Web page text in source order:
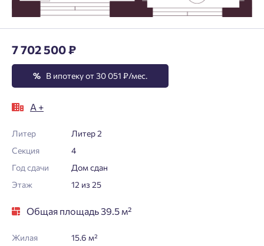
7 702 500 ₽
% В ипотеку от 30 051 ₽/мес.
А +
Литер
Литер 2
Секция
4
Год сдачи
Дом сдан
Этаж
12 из 25
Общая площадь 39.5 м²
Жилая
15.6 м²